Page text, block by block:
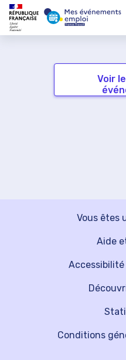
Voir
Vous êtes
Aide
Conditions